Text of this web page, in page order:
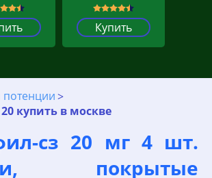
Купить
купить в москве
cз 20 мг 4 шт.
покрытые